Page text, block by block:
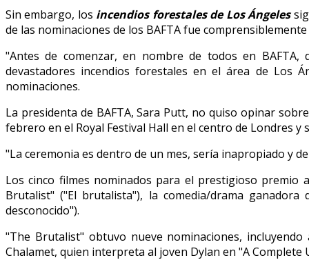
Sin embargo, los incendios forestales de Los Ángeles
de las nominaciones de los BAFTA fue
"Antes de comenzar, en nombre de todos en
devastadores incendios forestales en el área de Los
nominaciones.
La presidenta de BAFTA, Sara Putt, no quiso opinar
febrero en el Royal Festival Hall en el centro de Londres
"La ceremonia es dentro de un mes, sería inapropiado y
Los cinco filmes nominados para el prestigioso premio
Brutalist" ("El brutalista"), la comedia/drama
desconocido").
"The Brutalist" obtuvo nueve nominaciones,
Chalamet, quien interpreta al joven Dylan en "A Complete